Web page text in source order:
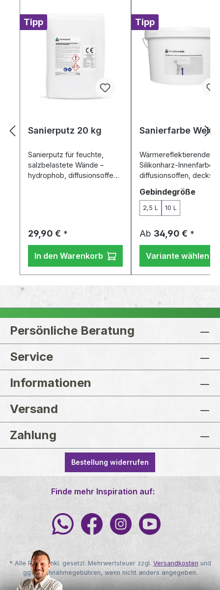
Tipp
Sanierputz 20 kg
Sanierputz für feuchte,
salzbelastete Wände –
hydrophob, diffusionsoffen,
Regulärer Preis:
29,90 € *
In den Warenkorb
Tipp
Sanierfarbe Weiß
Wärmereflektierende
Silikonharz-Innenfarbe:
diffusionsoffen,
Gebindegröße
2,5 L 10 L
Regulärer Preis:
Ab 34,90 € *
Variante wählen
Persönliche Beratung
Service
Informationen
Versand
Zahlung
Bestellung widerrufen
Finde mehr Inspiration auf:
* Alle Preise inkl. gesetzl. Mehrwertsteuer zzgl. Versandkosten und
ggf. Nachnahmegebühren, wenn nicht anders angegeben.